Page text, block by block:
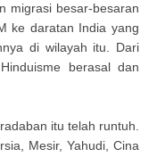
migrasi besar-besaran
ke daratan India yang
di wilayah itu. Dari
berasal dan
itu telah runtuh.
Mesir, Yahudi, Cina